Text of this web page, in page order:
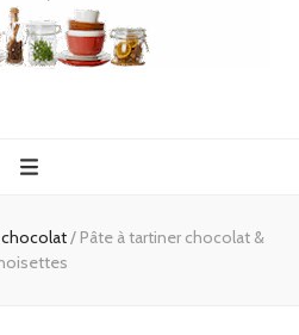
/ Pâte à tartiner chocolat &